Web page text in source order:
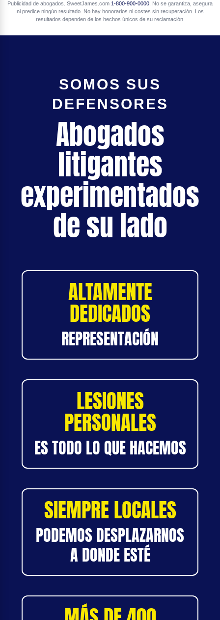
Publicidad de abogados. SweetJames.com 1-800-900-0000. No se garantiza, asegura
ni predice ningún resultado. No hay honorarios ni costes sin recuperación. Los
resultados dependen de los hechos únicos de su reclamación.
SOMOS SUS
DEFENSORES
Abogados
litigantes
experimentados
de su lado
ALTAMENTE
DEDICADOS
REPRESENTACIÓN
LESIONES
PERSONALES
ES TODO LO QUE HACEMOS
SIEMPRE LOCALES
PODEMOS DESPLAZARNOS
A DONDE ESTÉ